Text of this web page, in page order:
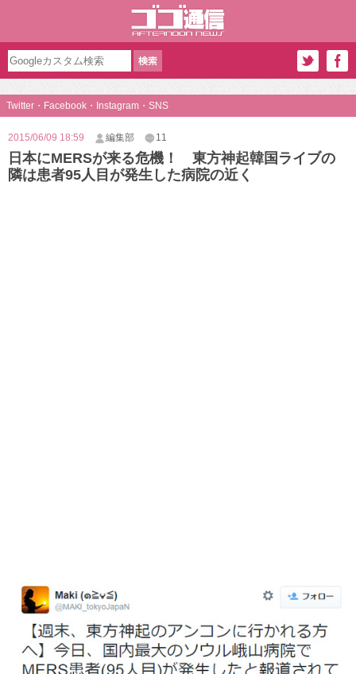
Twitter・Facebook・Instagram・SNS
2015/06/09 18:59 編集部 11
日本にMERSが来る危機！ 東方神起韓国ライブの
隣は患者95人目が発生した病院の近く